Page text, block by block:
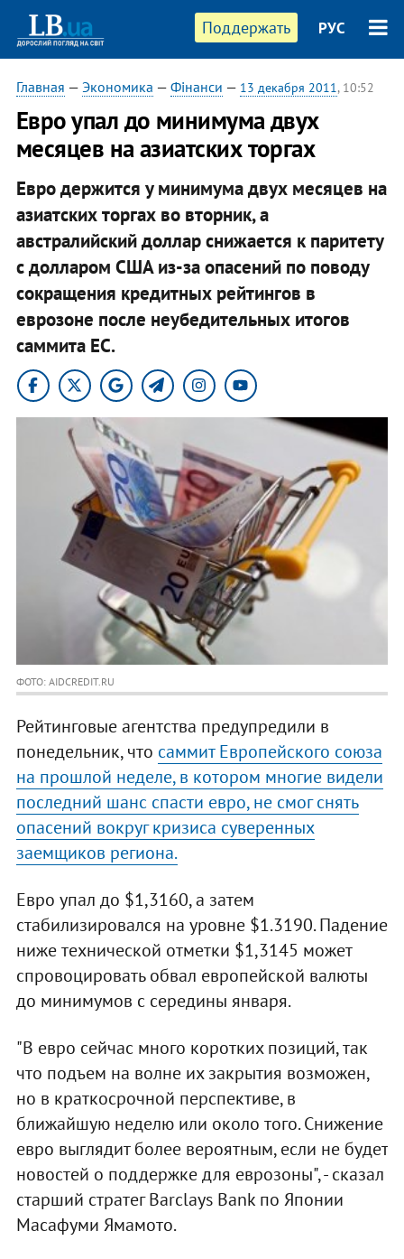
Поддержать РУС
Главная — Экономика — Фінанси — 13 декабря 2011, 10:52
Евро упал до минимума двух
месяцев на азиатских торгах
Евро держится у минимума двух месяцев на
азиатских торгах во вторник, а
австралийский доллар снижается к паритету
с долларом США из-за опасений по поводу
сокращения кредитных рейтингов в
еврозоне после неубедительных итогов
саммита ЕС.
ФОТО: AIDCREDIT.RU
Рейтинговые агентства предупредили в
понедельник, что саммит Европейского союза
на прошлой неделе, в котором многие видели
последний шанс спасти евро, не смог снять
опасений вокруг кризиса суверенных
заемщиков региона.
Евро упал до $1,3160, а затем
стабилизировался на уровне $1.3190. Падение
ниже технической отметки $1,3145 может
спровоцировать обвал европейской валюты
до минимумов с середины января.
"В евро сейчас много коротких позиций, так
что подъем на волне их закрытия возможен,
но в краткосрочной перспективе, в
ближайшую неделю или около того. Снижение
евро выглядит более вероятным, если не будет
новостей о поддержке для еврозоны", - сказал
старший стратег Barclays Bank по Японии
Масафуми Ямамото.